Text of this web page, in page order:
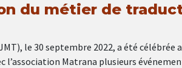
du métier de
le 30 septembre 2022, a été célébrée
l’association Matrana plusieurs